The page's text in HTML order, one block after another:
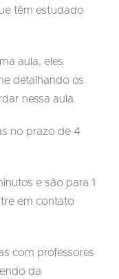
têm estudado
aula, eles
detalhando os
nessa aula.
no prazo de 4
e são para 1
em contato
com professores
da